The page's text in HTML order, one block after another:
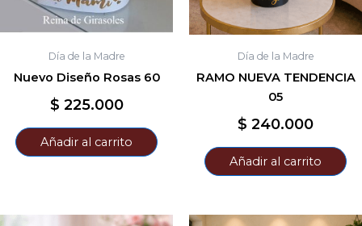
Día de la Madre
Nuevo Diseño Rosas 60
$ 225.000
Añadir al carrito
Día de la Madre
RAMO NUEVA TENDENCIA
05
$ 240.000
Añadir al carrito